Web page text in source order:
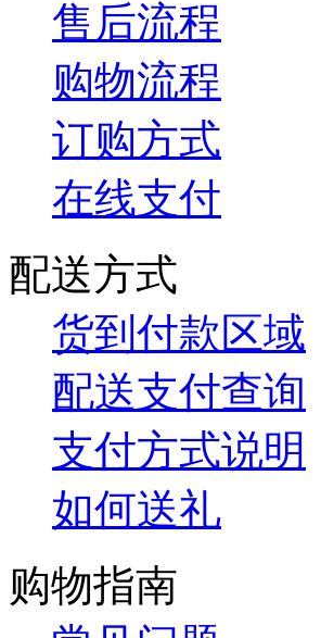
售后流程
购物流程
订购方式
在线支付
配送方式
货到付款区域
配送支付查询
支付方式说明
如何送礼
购物指南